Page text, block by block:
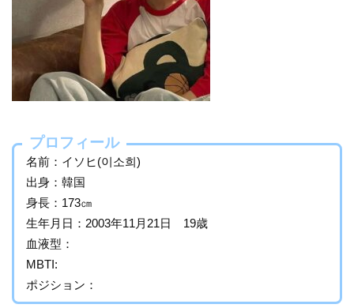
プロフィール
名前：イソヒ(이소희)
出身：韓国
身長：173㎝
生年月日：2003年11月21日 19歳
血液型：
MBTI:
ポジション：